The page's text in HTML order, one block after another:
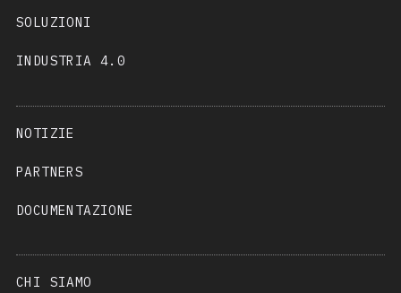
SOLUZIONI
INDUSTRIA 4.0
NOTIZIE
PARTNERS
DOCUMENTAZIONE
CHI SIAMO